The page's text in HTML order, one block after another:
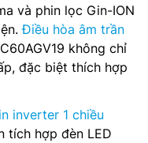
và phin lọc Gin-ION
Điều hòa âm trần
không chỉ
đặc biệt thích hợp
inverter 1 chiều
tích hợp đèn LED